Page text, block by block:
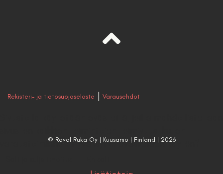
Rekisteri- ja tietosuojaseloste | Varausehdot
© Royal Ruka Oy | Kuusamo | Finland | 2026
varaustoiminnot. Hyväksytkö evästeiden käytön?